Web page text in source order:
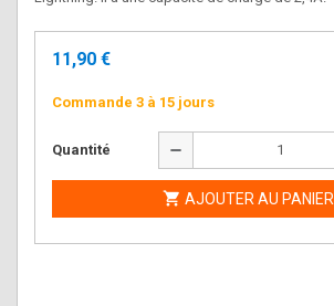
11,90 €
Commande 3 à 15 jours
Quantité remove
 AJOUTER AU PANIER